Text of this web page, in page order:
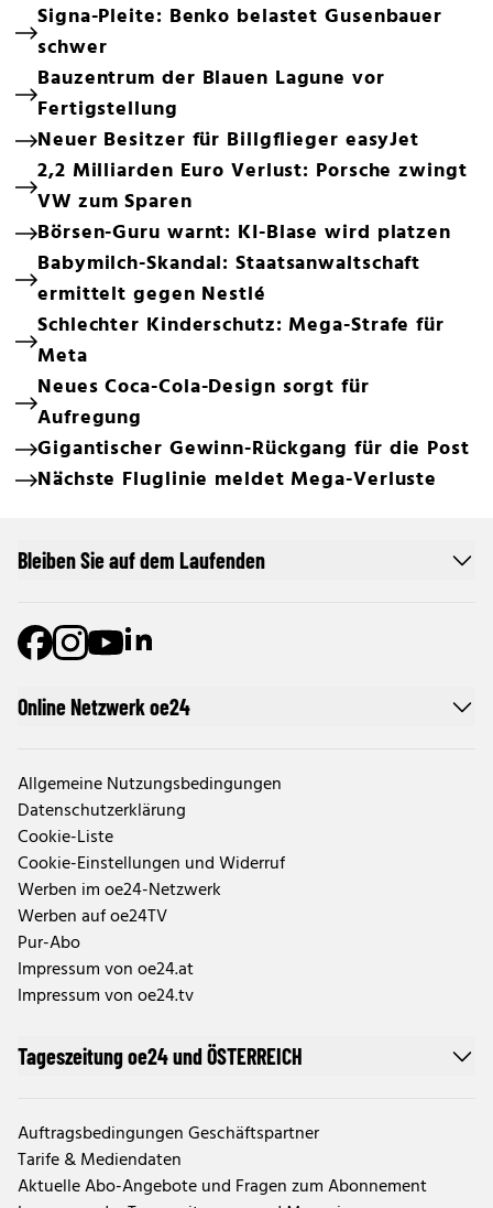
Signa-Pleite: Benko belastet Gusenbauer
schwer
Bauzentrum der Blauen Lagune vor
Fertigstellung
Neuer Besitzer für Billgflieger easyJet
2,2 Milliarden Euro Verlust: Porsche zwingt
VW zum Sparen
Börsen-Guru warnt: KI-Blase wird platzen
Babymilch-Skandal: Staatsanwaltschaft
ermittelt gegen Nestlé
Schlechter Kinderschutz: Mega-Strafe für
Meta
Neues Coca-Cola-Design sorgt für
Aufregung
Gigantischer Gewinn-Rückgang für die Post
Nächste Fluglinie meldet Mega-Verluste
Online Netzwerk oe24
Allgemeine Nutzungsbedingungen
Datenschutzerklärung
Cookie-Liste
Cookie-Einstellungen und Widerruf
Werben im oe24-Netzwerk
Werben auf oe24TV
Pur-Abo
Impressum von oe24.at
Impressum von oe24.tv
Tageszeitung oe24 und ÖSTERREICH
Auftragsbedingungen Geschäftspartner
Tarife & Mediendaten
Aktuelle Abo-Angebote und Fragen zum Abonnement
Bleiben Sie auf dem Laufenden